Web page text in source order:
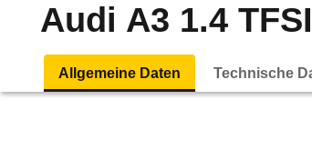
Audi A3 1.4
Allgemeine Daten Technische